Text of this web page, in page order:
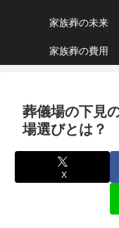
家族葬の未来
家族葬の費用
葬儀場の下見
場選びとは？
X